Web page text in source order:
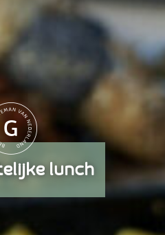
lunch